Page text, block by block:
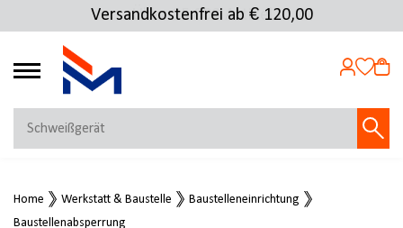
Versandkostenfrei ab € 120,00
4.72
MEIN KONTO
Jetzt anmelden
Home Werkstatt & Baustelle
Baustelleneinrichtung
Baustellenabsperrung